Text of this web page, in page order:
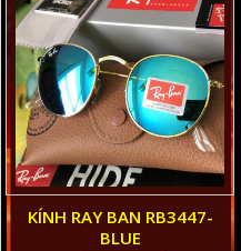
KÍNH RAY BAN RB3447-
BLUE